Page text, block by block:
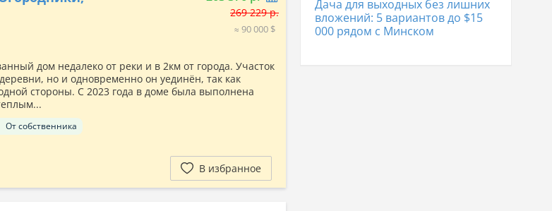
269 229 р.
≈ 90 000 $
дом недалеко от реки и в 2км от города. Участок
но и одновременно он уединён, так как
стороны. С 2023 года в доме была выполнена
От собственника
В избранное
Дача для выходных без лишних
вложений: 5 вариантов до $15
000 рядом с Минском